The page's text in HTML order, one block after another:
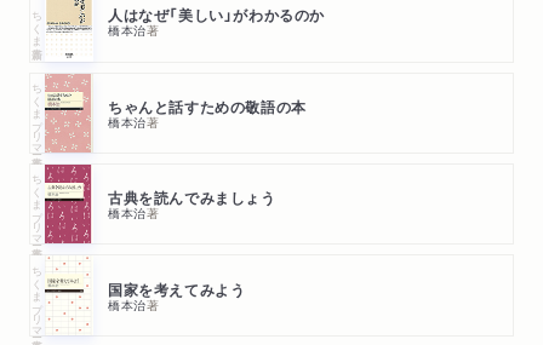
ちくま新書 人はなぜ「美しい」がわかるのか
橋本治著
ちくまプリマー新書 ちゃんと話すための敬語の本
橋本治著
ちくまプリマー新書 古典を読んでみましょう
橋本治著
ちくまプリマー新書 国家を考えてみよう
橋本治著